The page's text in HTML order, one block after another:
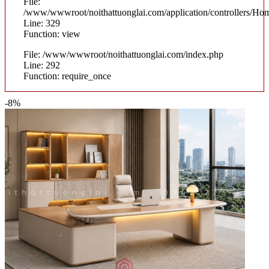
/www/wwwroot/noithattuonglai.com/application/controllers/
Line: 329
Function: view
File: /www/wwwroot/noithattuonglai.com/index.php
Line: 292
Function: require_once
-8%